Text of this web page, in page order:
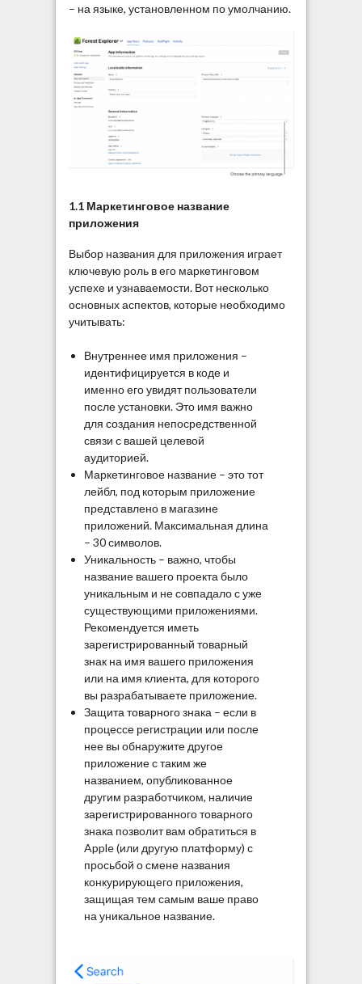
– на языке, установленном по умолчанию.
1.1 Маркетинговое название
приложения
Выбор названия для приложения играет
ключевую роль в его маркетинговом
успехе и узнаваемости. Вот несколько
основных аспектов, которые необходимо
учитывать:
Внутреннее имя приложения –
идентифицируется в коде и
именно его увидят пользователи
после установки. Это имя важно
для создания непосредственной
связи с вашей целевой
аудиторией.
Маркетинговое название – это тот
лейбл, под которым приложение
представлено в магазине
приложений. Максимальная длина
– 30 символов.
Уникальность – важно, чтобы
название вашего проекта было
уникальным и не совпадало с уже
существующими приложениями.
Рекомендуется иметь
зарегистрированный товарный
знак на имя вашего приложения
или на имя клиента, для которого
вы разрабатываете приложение.
Защита товарного знака – если в
процессе регистрации или после
нее вы обнаружите другое
приложение с таким же
названием, опубликованное
другим разработчиком, наличие
зарегистрированного товарного
знака позволит вам обратиться в
Apple (или другую платформу) с
просьбой о смене названия
конкурирующего приложения,
защищая тем самым ваше право
на уникальное название.